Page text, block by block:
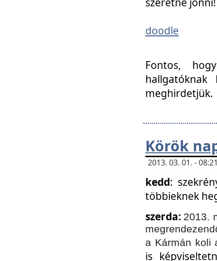
doodle
Fontos,
meghirdetjük.
Körök
2013. 03. 01. -
kedd:
többieknek
szerda: 2013.
a Kármán koli
is